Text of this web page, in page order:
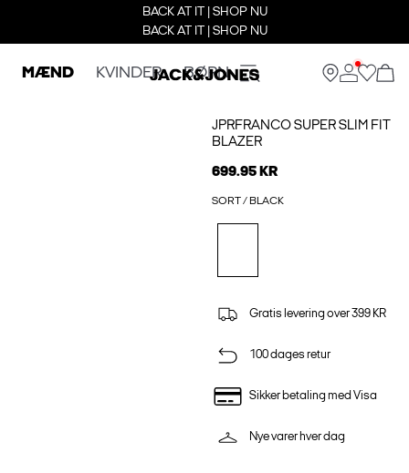
BACK AT IT | SHOP NU
BACK AT IT | SHOP NU
MÆND KVINDER BØRN
JPRFRANCO SUPER SLIM FIT
BLAZER
699.95 KR
SORT / BLACK
Gratis levering over 399 KR
100 dages retur
Sikker betaling med Visa
Nye varer hver dag